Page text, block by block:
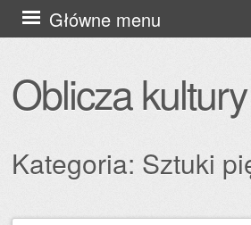
Oblicza kultury
Główne menu
Przejdź
do
Kategoria: Sztuki